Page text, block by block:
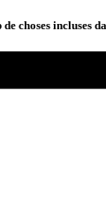
choses incluses